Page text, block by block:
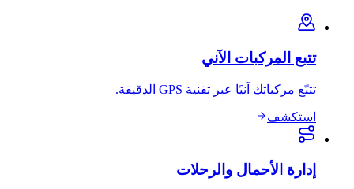
تتبع المركبات الآني
تتبّع مركباتك آنيًا عبر تقنية GPS الدقيقة.
استكشف
إدارة الأحمال والرحلات